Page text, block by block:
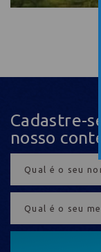
Cadastre-
nosso